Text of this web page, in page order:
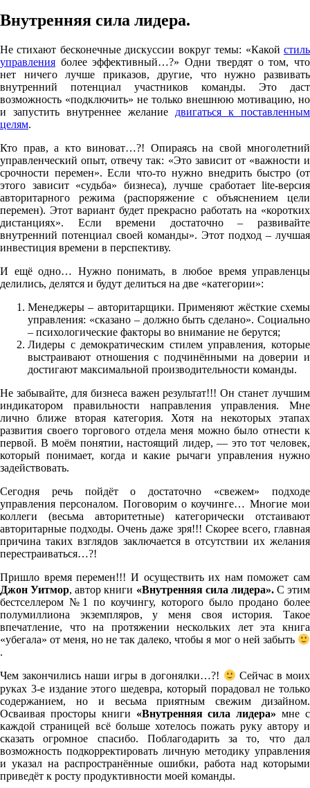
Внутренняя сила лидера.
Не стихают бесконечные дискуссии вокруг темы: «Какой стиль
управления более эффективный…?» Одни твердят о том, что
нет ничего лучше приказов, другие, что нужно развивать
внутренний потенциал участников команды. Это даст
возможность «подключить» не только внешнюю мотивацию, но
и запустить внутреннее желание двигаться к поставленным
целям.
Кто прав, а кто виноват…?! Опираясь на свой многолетний
управленческий опыт, отвечу так: «Это зависит от «важности и
срочности перемен». Если что-то нужно внедрить быстро (от
этого зависит «судьба» бизнеса), лучше сработает lite-версия
авторитарного режима (распоряжение с объяснением цели
перемен). Этот вариант будет прекрасно работать на «коротких
дистанциях». Если времени достаточно – развивайте
внутренний потенциал своей команды». Этот подход – лучшая
инвестиция времени в перспективу.
И ещё одно… Нужно понимать, в любое время управленцы
делились, делятся и будут делиться на две «категории»:
Менеджеры – авторитарщики. Применяют жёсткие схемы
управления: «сказано – должно быть сделано». Социально
– психологические факторы во внимание не берутся;
Лидеры с демократическим стилем управления, которые
выстраивают отношения с подчинёнными на доверии и
достигают максимальной производительности команды.
Не забывайте, для бизнеса важен результат!!! Он станет лучшим
индикатором правильности направления управления. Мне
лично ближе вторая категория. Хотя на некоторых этапах
развития своего торгового отдела меня можно было отнести к
первой. В моём понятии, настоящий лидер, — это тот человек,
который понимает, когда и какие рычаги управления нужно
задействовать.
Сегодня речь пойдёт о достаточно «свежем» подходе
управления персоналом. Поговорим о коучинге… Многие мои
коллеги (весьма авторитетные) категорически отстаивают
авторитарные подходы. Очень даже зря!!! Скорее всего, главная
причина таких взглядов заключается в отсутствии их желания
перестраиваться…?!
Пришло время перемен!!! И осуществить их нам поможет сам
Джон Уитмор, автор книги «Внутренняя сила лидера». С этим
бестселлером №1 по коучингу, которого было продано более
полумиллиона экземпляров, у меня своя история. Такое
впечатление, что на протяжении нескольких лет эта книга
«убегала» от меня, но не так далеко, чтобы я мог о ней забыть
.
Чем закончились наши игры в догонялки…?!
Сейчас в моих
руках 3-е издание этого шедевра, который порадовал не только
содержанием, но и весьма приятным свежим дизайном.
Осваивая просторы книги «Внутренняя сила лидера»мне с
каждой страницей всё больше хотелось пожать руку автору и
сказать огромное спасибо. Поблагодарить за то, что дал
возможность подкорректировать личную методику управления
и указал на распространённые ошибки, работа над которыми
приведёт к росту продуктивности моей команды.